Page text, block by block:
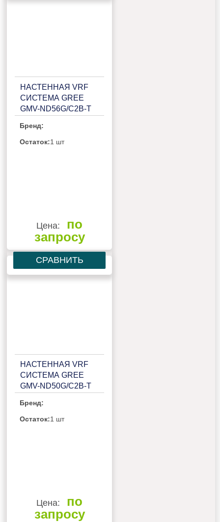
НАСТЕННАЯ VRF
СИСТЕМА GREE
GMV-ND56G/C2B-T
Бренд:
Остаток:1 шт
Цена:
по
запросу
СРАВНИТЬ
НАСТЕННАЯ VRF
СИСТЕМА GREE
GMV-ND50G/C2B-T
Бренд:
Остаток:1 шт
Цена:
по
запросу